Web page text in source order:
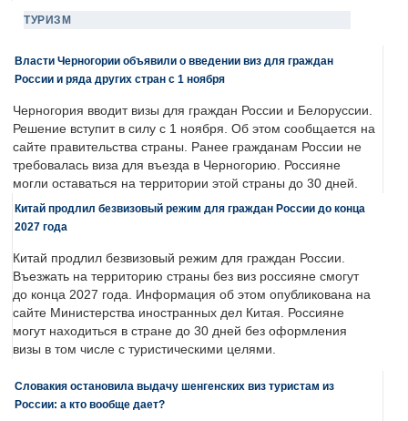
ТУРИЗМ
Власти Черногории объявили о введении виз для граждан
России и ряда других стран с 1 ноября
Черногория вводит визы для граждан России и Белоруссии.
Решение вступит в силу с 1 ноября. Об этом сообщается на
сайте правительства страны. Ранее гражданам России не
требовалась виза для въезда в Черногорию. Россияне
могли оставаться на территории этой страны до 30 дней.
Китай продлил безвизовый режим для граждан России до конца
2027 года
Китай продлил безвизовый режим для граждан России.
Въезжать на территорию страны без виз россияне смогут
до конца 2027 года. Информация об этом опубликована на
сайте Министерства иностранных дел Китая. Россияне
могут находиться в стране до 30 дней без оформления
визы в том числе с туристическими целями.
Словакия остановила выдачу шенгенских виз туристам из
России: а кто вообще дает?